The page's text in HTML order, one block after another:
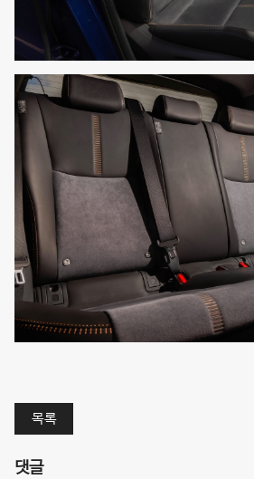
목록
댓글